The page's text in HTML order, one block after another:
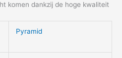
komen dankzij de hoge kwaliteit
Pyramid